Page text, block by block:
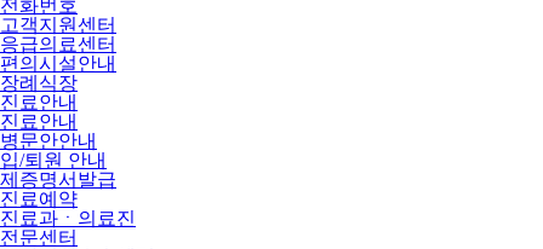
전화번호
고객지원센터
응급의료센터
편의시설안내
장례식장
진료안내
진료안내
병문안안내
입/퇴원 안내
제증명서발급
진료예약
진료과ㆍ의료진
전문센터